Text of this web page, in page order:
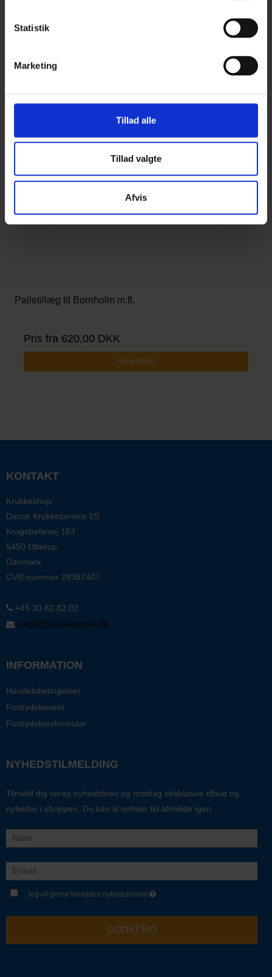
Statistik
Marketing
Tillad alle
Tillad valgte
Afvis
Palletillæg til Bornholm m.fl.
Pris fra 620,00 DKK
Vis produkt
KONTAKT
Krukkeshop
Dansk Krukkeservice I/S
Krogsbøllevej 163
5450 Otterup
Danmark
CVR-nummer 28387407
+45 30 82 82 02
INFORMATION
Handelsbetingelser
Fortrydelsesret
Fortrydelsesformular
NYHEDSTILMELDING
Tilmeld dig vores nyhedsbrev og modtag eksklusive tilbud og
nyheder i shoppen. Du kan til enhver tid afmelde igen.
Jeg vil gerne tilmeldes nyhedsbrevet
GODKEND